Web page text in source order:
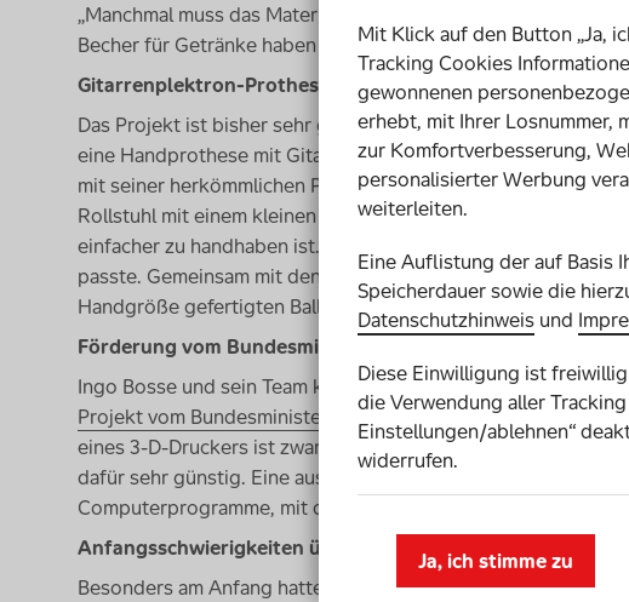
„Manchmal muss das Material etwas robuster werden.
Becher für Getränke haben wir erst mit einem und dann mit
Gitarrenplektron-Prothese oder individuellerJoystick–
Das Projekt ist bisher sehr gut angenommen worden: So
eine Handprothese mit Gitarrenplektron ausgedruckt
mit seiner herkömmlichen Prothese nicht möglich war. Oder
Rollstuhl mit einem kleinen
Joysticksteuert, wollte statt des
einfacher zu handhaben ist. Es gibt aber nur einen
passte. Gemeinsam mit den
SELFMADE-Technikern
Handgröße gefertigten Ball.
Förderung vom Bundesministerium
Ingo Bosse und sein Team können diesen Menschen
Projekt vom Bundesministerium für Bildung und Forschung
eines 3-D-Druckers ist zwar mit etwa 3.000 bis 4.000 Euro
dafür sehr günstig. Eine ausgedruckte Tasse etwa kostet nur
Computerprogramme, mit denen man die Produkte
Anfangsschwierigkeiten überwunden
Besonders am Anfang hatten Ingo Bosse und dasSELFMADE
Mit Klick auf den Button „Ja,
Tracking Cookies
gewonnenen
erhebt, mit Ihrer Losnummer,
zur Komfortverbesserung,
personalisierter Werbung
weiterleiten.
Eine Auflistung der auf Basis
Speicherdauer sowie die
Datenschutzhinweis und
Diese Einwilligung ist
die Verwendung aller
Einstellungen/ablehnen“
widerrufen.
Ja, ich stimme zu